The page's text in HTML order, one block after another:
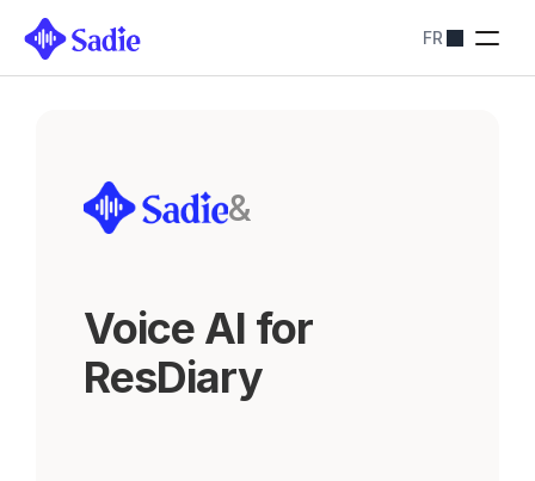
FR
Tarification
Simplifiez les
réservations
SOLUTIONS SADIE
Contactez-nous
&
Voice AI for
ResDiary